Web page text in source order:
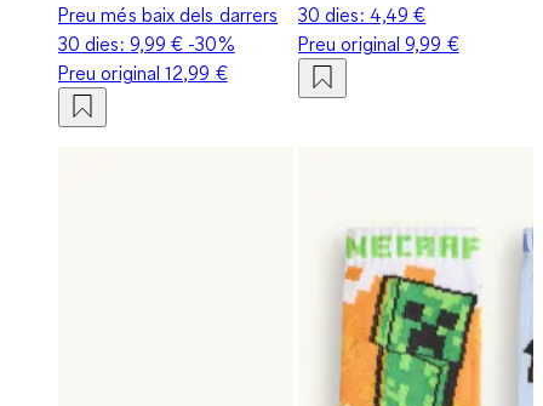
Preu més baix dels darrers
30 dies: 9,99 € -30%
Preu original12,99 €
30 dies: 4,49 €
Preu original9,99 €